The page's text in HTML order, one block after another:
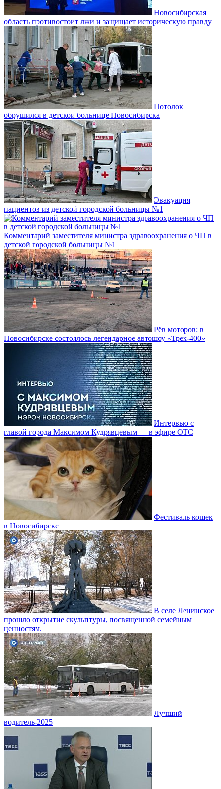
Новосибирская
область противостоит лжи и защищает историческую правду
Потолок
обрушился в детской больнице Новосибирска
Эвакуация
пациентов из детской городской больницы №1
Комментарий заместителя министра здравоохранения о ЧП в
детской городской больницы №1
Рёв моторов: в
Новосибирске состоялось легендарное автошоу «Трек-400»
Интервью с
главой города Максимом Кудрявцевым — в эфире ОТС
Фестиваль кошек
в Новосибирске
В селе Ленинское
прошло открытие скульптуры, посвященной семейным
ценностям.
Лучший
водитель-2025